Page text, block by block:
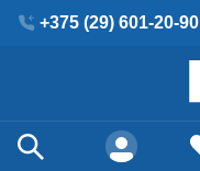
+375 (29) 601-20-90